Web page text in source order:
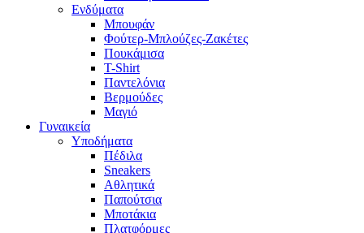
Ενδύματα
Μπουφάν
Φούτερ-Μπλούζες-Ζακέτες
Πουκάμισα
T-Shirt
Παντελόνια
Βερμούδες
Μαγιό
Γυναικεία
Υποδήματα
Πέδιλα
Sneakers
Αθλητικά
Παπούτσια
Μποτάκια
Πλατφόρμες